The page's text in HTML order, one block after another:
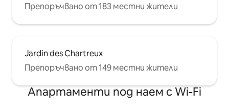
Препоръчвано от 183 местни жители
Jardin des Chartreux
Препоръчвано от 149 местни жители
Апартаменти под наем с Wi-Fi